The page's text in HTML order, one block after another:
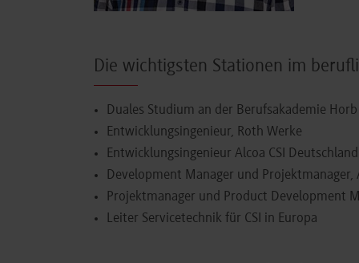
Die wichtigsten Stationen im
Duales Studium an der Berufsakademie
Entwicklungsingenieur, Roth Werke
Entwicklungsingenieur Alcoa CSI
Development Manager und Projektmanager,
Projektmanager und Product Development
Leiter Servicetechnik für CSI in Europa